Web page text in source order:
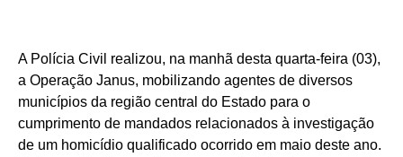
A Polícia Civil realizou, na manhã desta quarta-feira (03),
a Operação Janus, mobilizando agentes de diversos
municípios da região central do Estado para o
cumprimento de mandados relacionados à investigação
de um homicídio qualificado ocorrido em maio deste ano.